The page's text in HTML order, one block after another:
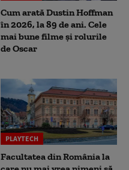
Cum arată Dustin Hoffman
în 2026, la 89 de ani. Cele
mai bune filme și rolurile
de Oscar
PLAYTECH
Facultatea din România la